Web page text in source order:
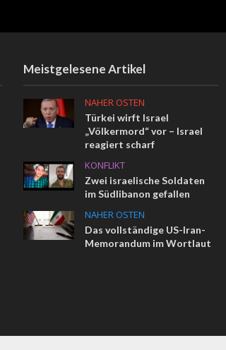
Meistgelesene Artikel
NAHER OSTEN
Türkei wirft Israel
„Völkermord“ vor – Israel
reagiert scharf
KONFLIKT
Zwei israelische Soldaten
im Südlibanon gefallen
NAHER OSTEN
Das vollständige US-Iran-
Memorandum im Wortlaut